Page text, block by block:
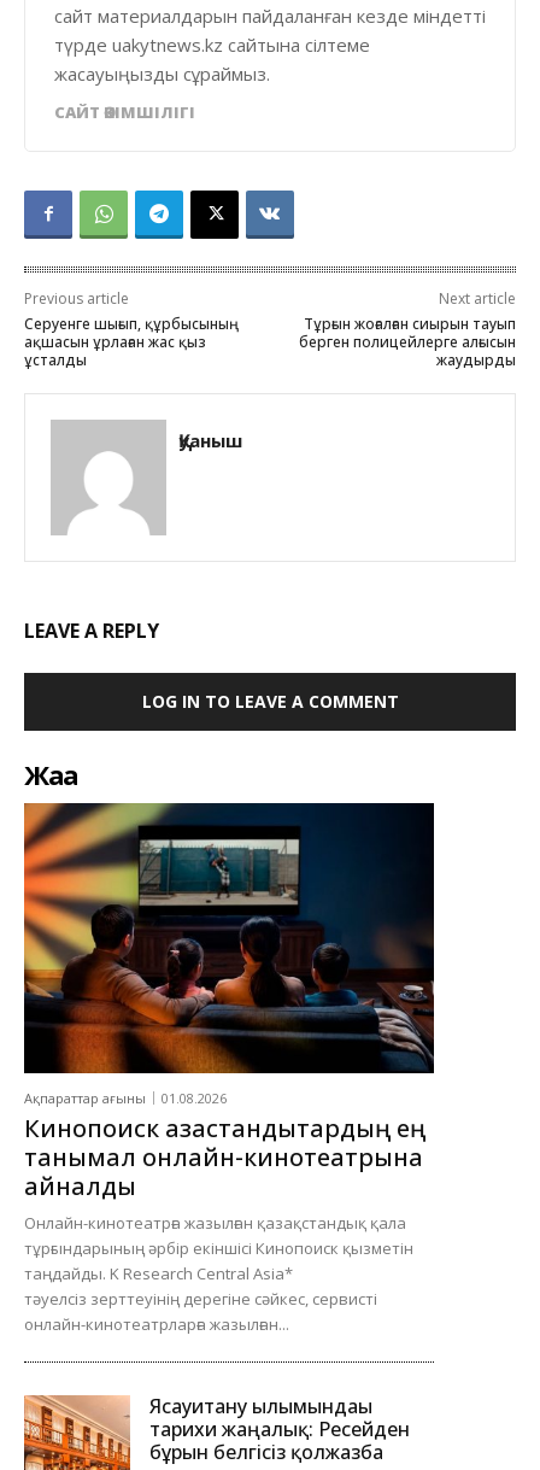
сайт материалдарын пайдаланған кезде міндетті
түрде uakytnews.kz сайтына сілтеме
жасауыңызды сұраймыз.
САЙТ ӘКІМШІЛІГІ
Previous article
Серуенге шығып, құрбысының
ақшасын ұрлаған жас қыз
ұсталды
Next article
Тұрғын жоғалған сиырын тауып
берген полицейлерге алғысын
жаудырды
Қуаныш
LEAVE A REPLY
LOG IN TO LEAVE A COMMENT
Жаңа
Ақпараттар ағыны 01.08.2026
Кинопоиск қазақстандықтардың ең
танымал онлайн-кинотеатрына
айналды
Онлайн-кинотеатрға жазылған қазақстандық қала
тұрғындарының әрбір екіншісі Кинопоиск қызметін
таңдайды. K Research Central Asia*
тәуелсіз зерттеуінің дерегіне сәйкес, сервисті
онлайн-кинотеатрларға жазылған...
Ясауитану ғылымындағы
тарихи жаңалық: Ресейден
бұрын белгісіз қолжазба